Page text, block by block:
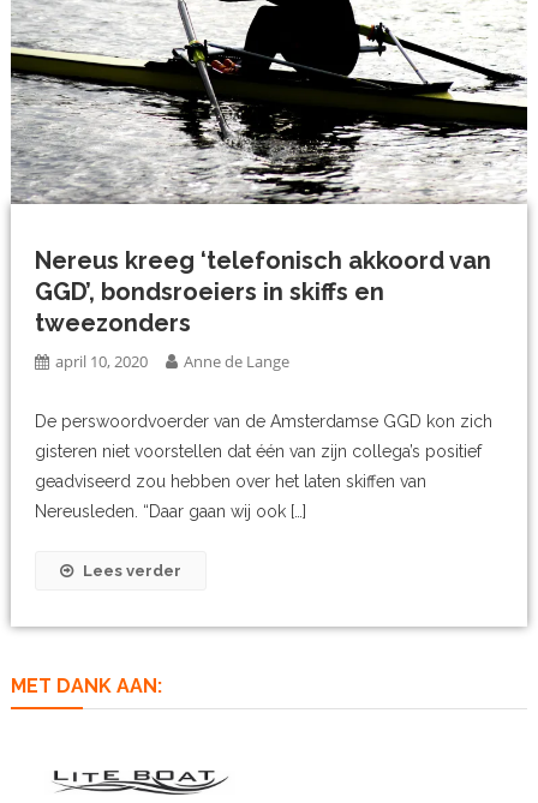
Nereus kreeg ‘telefonisch akkoord van
GGD’, bondsroeiers in skiffs en
tweezonders
april 10, 2020 Anne de Lange
De perswoordvoerder van de Amsterdamse GGD kon zich
gisteren niet voorstellen dat één van zijn collega’s positief
geadviseerd zou hebben over het laten skiffen van
Nereusleden. “Daar gaan wij ook […]
Lees verder
MET DANK AAN: